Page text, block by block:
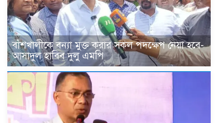
বাঁশখালীকে বন্যা মুক্ত করার সকল পদক্ষেপ নেয়া হবে-
আসাদুল হাবিব দুলু এমপি